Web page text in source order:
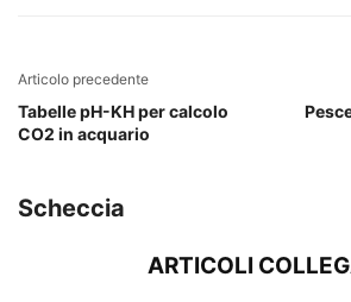
Articolo precedente
Tabelle pH-KH per calcolo
CO2 in acquario
Scheccia
ARTICOLI